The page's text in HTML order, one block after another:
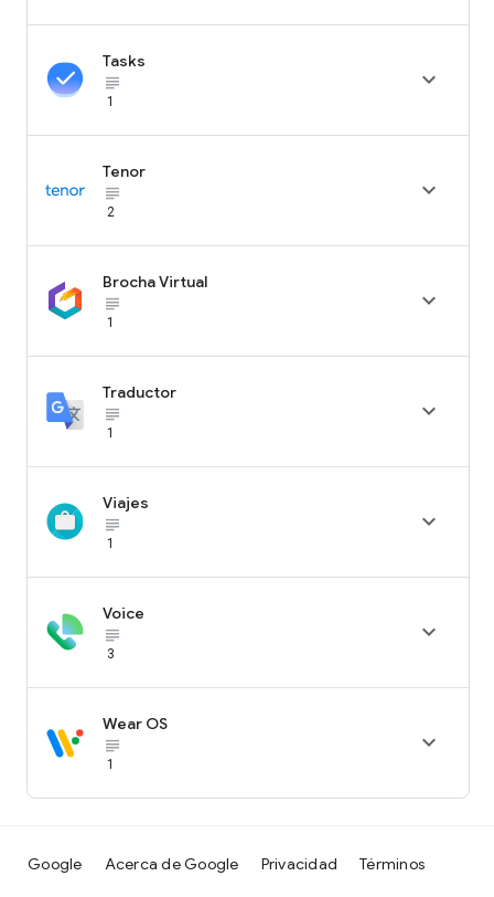
Tasks
subject_black
1

Tenor
subject_black
2

Brocha Virtual
subject_black
1

Traductor
subject_black
1

Viajes
subject_black
1

Voice
subject_black
3

Wear OS
subject_black
1

Google Acerca de Google Privacidad Términos